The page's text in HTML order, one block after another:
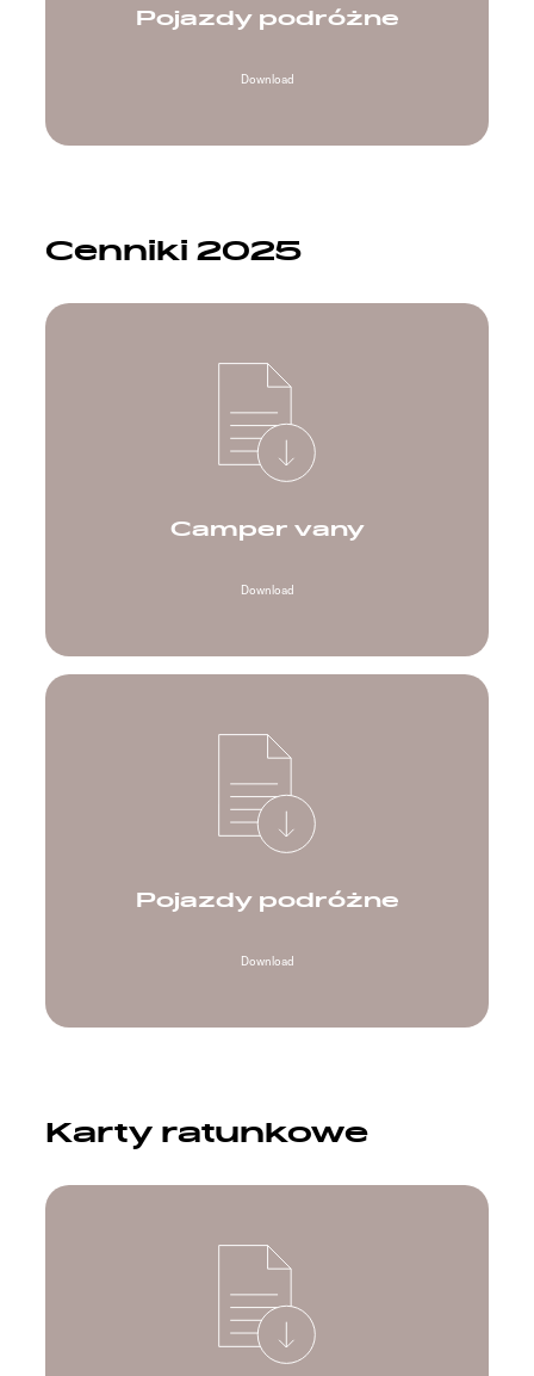
Pojazdy podróżne
Download
Cenniki 2025
Camper vany
Download
Pojazdy podróżne
Download
Karty ratunkowe